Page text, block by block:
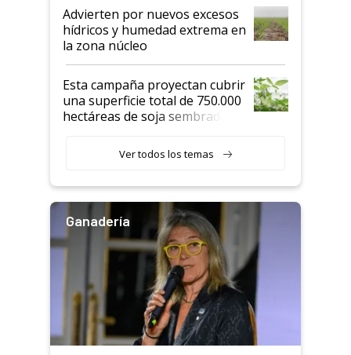
Advierten por nuevos excesos
hídricos y humedad extrema en
la zona núcleo
Esta campaña proyectan cubrir
una superficie total de 750.000
hectáreas de soja sembradas
variedades que marcan un
salto tecnológico en genética y
Ver todos los temas
Ganadería